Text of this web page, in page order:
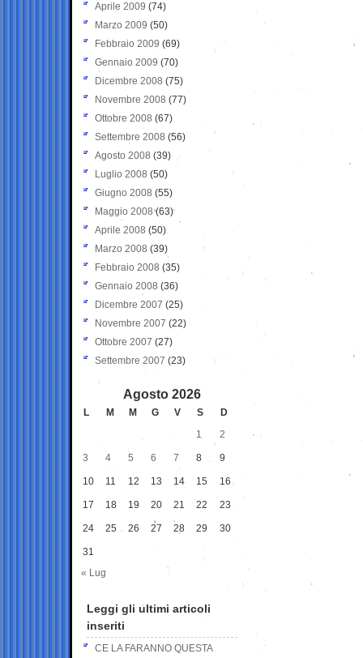
Aprile 2009 (74)
Marzo 2009 (50)
Febbraio 2009 (69)
Gennaio 2009 (70)
Dicembre 2008 (75)
Novembre 2008 (77)
Ottobre 2008 (67)
Settembre 2008 (56)
Agosto 2008 (39)
Luglio 2008 (50)
Giugno 2008 (55)
Maggio 2008(63)
Aprile 2008 (50)
Marzo 2008 (39)
Febbraio 2008 (35)
Gennaio 2008 (36)
Dicembre 2007 (25)
Novembre 2007 (22)
Ottobre 2007 (27)
Settembre 2007 (23)
Agosto 2026
L M M G V S
D
1
2
3 4 5 6 7 8 9
10 11 12 13 14 15 16
17 18 19 20 21 22 23
24 25 26 27 28 29 30
31
« Lug
Leggi gli ultimi articoli
inseriti
CE LA FARANNO QUESTA